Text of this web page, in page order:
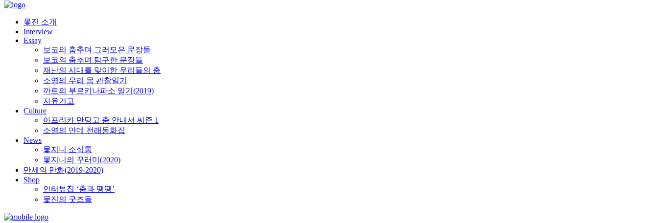
몿진 소개
Interview
Essay
보코의 춤추며 그러모은 문장들
보코의 춤추며 탐구한 문장들
재난의 시대를 맞이한 우리들의 춤
소영의 우리 몸 관찰일기
까르의 부르키나파소 일기(2019)
자유기고
Culture
아프리카 만딩고 춤 안내서 씨즌 1
소영의 만데 전래동화집
News
몿지니 소식통
몿지니의 꾸러미(2020)
만세의 만화(2019-2020)
Shop
인터뷰집 ‘춤과 땡땡’
몿진의 굿즈들